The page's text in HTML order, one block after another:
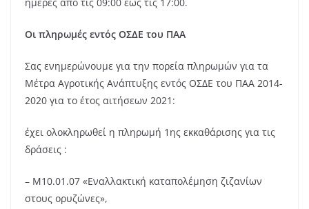
Οι πληρωμές εντός ΟΣΔΕ του ΠΑΑ
Σας ενημερώνουμε για την πορεία πληρωμών για τα
Μέτρα Αγροτικής Ανάπτυξης εντός ΟΣΔΕ του ΠΑΑ 2014-
2020 για το έτος αιτήσεων 2021:
έχει ολοκληρωθεί η πληρωμή 1ης εκκαθάρισης για τις
δράσεις :
– Μ10.01.07 «Εναλλακτική καταπολέμηση ζιζανίων
στους ορυζώνες»,